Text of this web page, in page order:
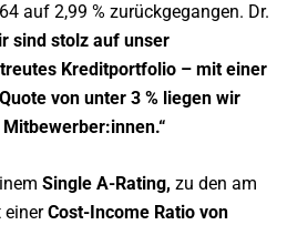
auf 2,99 % zurückgegangen. Dr.
sind stolz auf unser
Kreditportfolio – mit einer
von unter 3 % liegen wir
Single A-Rating, zu den am
einerCost-Income Ratio von